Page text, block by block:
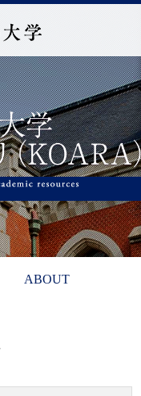
ABOUT